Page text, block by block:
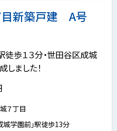
目新築戸建 A号
徒歩１３分・世田谷区成城
しました！
７丁目
城学園前」駅徒歩13分